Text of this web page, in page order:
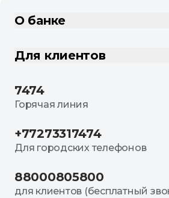
О банке
Для клиентов
7474
Горячая линия
+77273317474
Для городских телефонов
88000805800
для клиентов (бесплатный